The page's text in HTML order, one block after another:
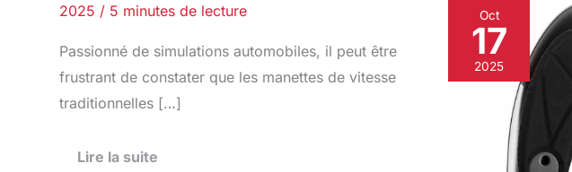
2025 / 5 minutes de lecture
Passionné de simulations automobiles, il peut être
frustrant de constater que les manettes de vitesse
traditionnelles […]
Lire la suite
Oct
17
2025
Test
SteelSeries
Arctis
Nova
Wireless